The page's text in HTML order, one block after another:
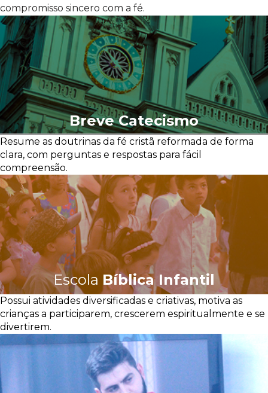
compromisso sincero com a fé.
Breve Catecismo
Resume as doutrinas da fé cristã reformada de forma
clara, com perguntas e respostas para fácil
compreensão.
Escola Bíblica Infantil
Possui atividades diversificadas e criativas, motiva as
crianças a participarem, crescerem espiritualmente e se
divertirem.